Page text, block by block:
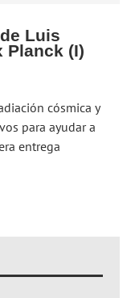
Luis
Planck (I)
cósmica y
para ayudar a
entrega